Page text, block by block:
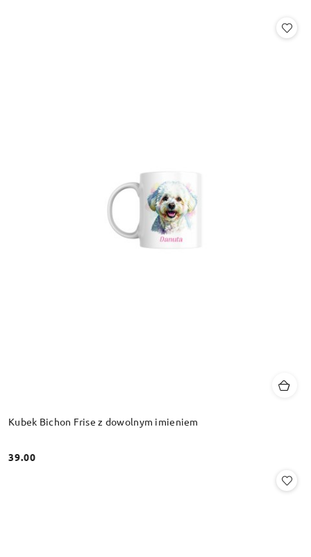
Kubek Bichon Frise z dowolnym imieniem
Cena:
39.00